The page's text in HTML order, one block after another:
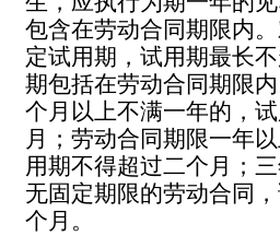
包含在劳动合同期限内。
定试用期，试用期最长
期包括在劳动合同期限
个月以上不满一年的，
月；劳动合同期限一年
用期不得超过二个月；
无固定期限的劳动合同
个月。